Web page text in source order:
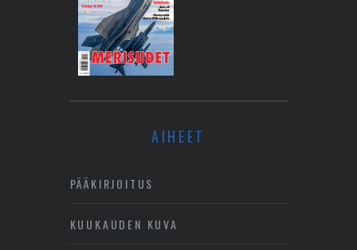
AIHEET
PÄÄKIRJOITUS
KUUKAUDEN KUVA